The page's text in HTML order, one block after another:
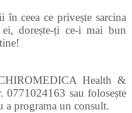
în ceea ce privește sarcina
ei, dorește-ți ce-i mai bun
Health &
0771024163 sau folosește
a programa un consult.